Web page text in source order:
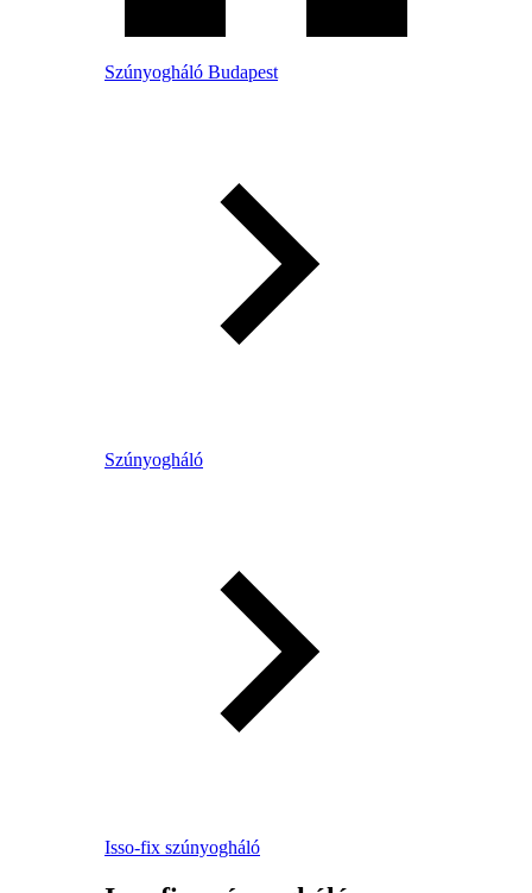
Szúnyogháló Budapest
Szúnyogháló
Isso-fix szúnyogháló